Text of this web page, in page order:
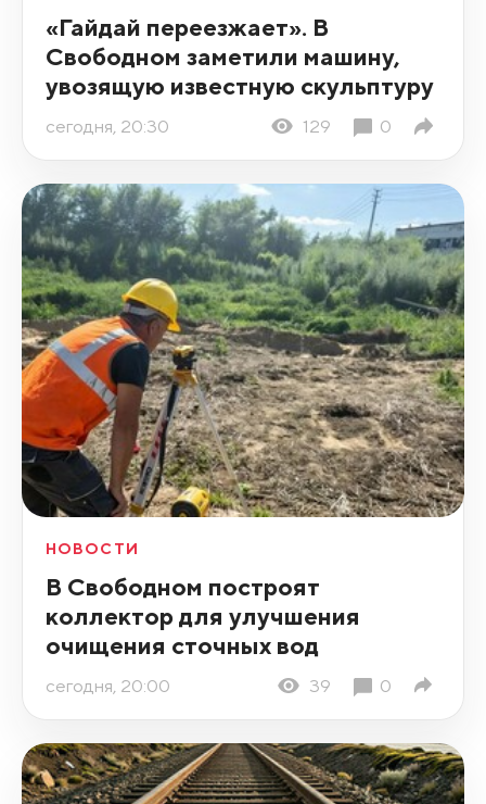
«Гайдай переезжает». В
Свободном заметили машину,
увозящую известную скульптуру
сегодня, 20:30 129 0
НОВОСТИ
В Свободном построят
коллектор для улучшения
очищения сточных вод
сегодня, 20:00 39 0